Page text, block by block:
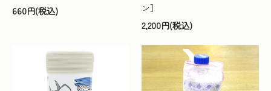
660円(税込)
ン］
2,200円(税込)